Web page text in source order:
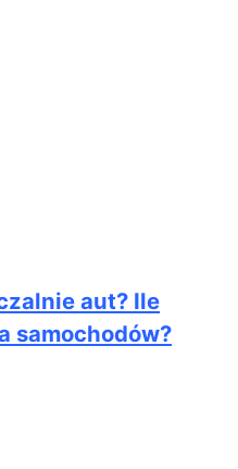
aut? Ile
samochodów?